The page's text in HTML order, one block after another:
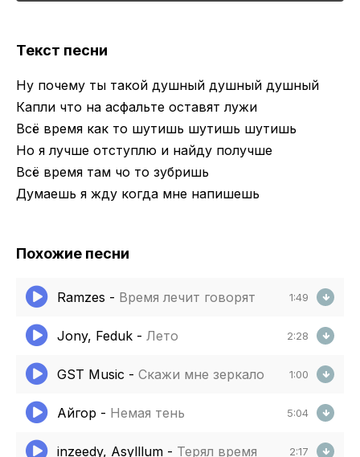
Текст песни
Ну почему ты такой душный душный душный
Капли что на асфальте оставят лужи
Всё время как то шутишь шутишь шутишь
Но я лучше отступлю и найду получше
Всё время там чо то зубришь
Думаешь я жду когда мне напишешь
Похожие песни
Ramzes - Время лечит говорят 1:49
Jony, Feduk - Лето 2:28
GST Music - Скажи мне зеркало 1:00
Айгор - Немая тень 5:04
inzeedy, Asylllum - Терял время 2:17